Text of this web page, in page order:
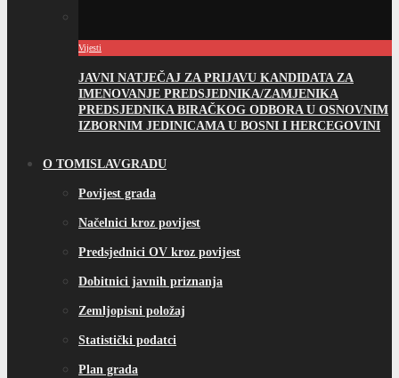
Vijesti
JAVNI NATJEČAJ ZA PRIJAVU KANDIDATA ZA
IMENOVANJE PREDSJEDNIKA/ZAMJENIKA
PREDSJEDNIKA BIRAČKOG ODBORA U OSNOVNIM
IZBORNIM JEDINICAMA U BOSNI I HERCEGOVINI
O TOMISLAVGRADU
Povijest grada
Načelnici kroz povijest
Predsjednici OV kroz povijest
Dobitnici javnih priznanja
Zemljopisni položaj
Statistički podatci
Plan grada